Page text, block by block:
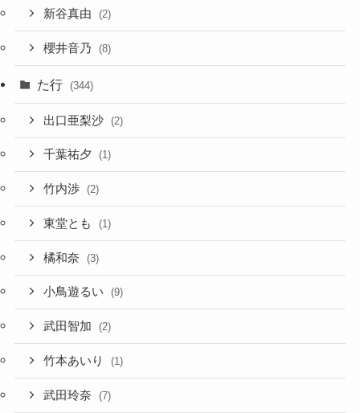
新谷真由 (2)
櫻井音乃 (8)
た行 (344)
出口亜梨沙 (2)
千葉祐夕 (1)
竹内渉 (2)
東堂とも (1)
橘和奈 (3)
小鳥遊るい (9)
武田智加 (2)
竹本あいり (1)
武田玲奈 (7)